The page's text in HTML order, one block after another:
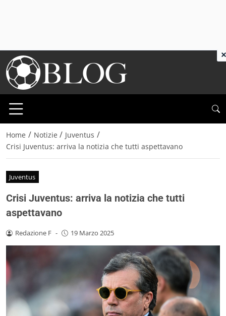
Home / Notizie / Juventus /
Crisi Juventus: arriva la notizia che tutti aspettavano
Juventus
Crisi Juventus: arriva la notizia che tutti
aspettavano
Redazione F - 19 Marzo 2025
×